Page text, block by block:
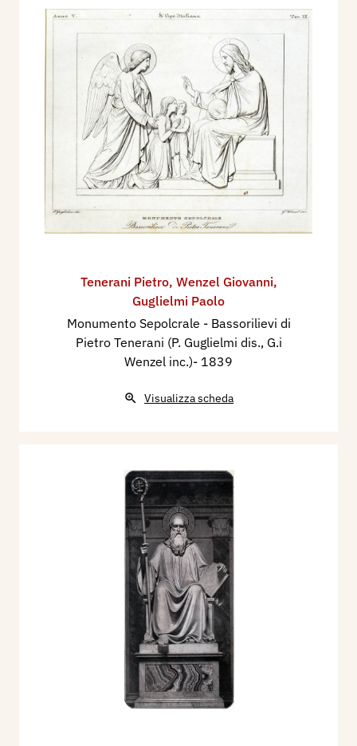
Tenerani Pietro, Wenzel Giovanni,
Guglielmi Paolo
Monumento Sepolcrale - Bassorilievi di
Pietro Tenerani (P. Guglielmi dis., G.i
Wenzel inc.)​- 1839
Visualizza scheda